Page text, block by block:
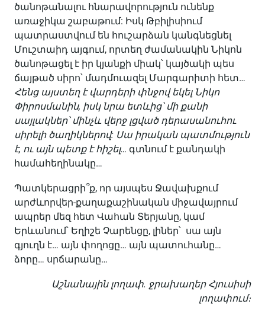
ծանոթանալու հնարավորություն ունենք
առաջիկա շաբաթում: Իսկ Թբիլիսիում
պատրաստվում են հուշարձան կանգնեցնել
Մուշտաիդ այգում, որտեղ ժամանակին Նիկոն
ծանոթացել է իր կյանքի միակ՝ կայծակի պես
ճայթած սիրո՝ մադմուազել Մարգարիտի հետ…
Հենց այստեղ է վարդերի փնջով եկել Նիկո
Փիրոսմանին, իսկ նրա ետևից՝ մի քանի
սայլակներ՝ մինչև վերջ լցված դերասանուհու
սիրելի ծաղիկներով: Սա իրական պատմություն
է, ու այն պետք է հիշել… գտնում է քանդակի
համահեղինակը…
Պատկերացրի՞ք, որ այսպես Ջավախքում
արժևորվեր-քաղաքաշինական միջավայրում
ապրեր մեզ հետ Վահան Տերյանը, կամ
Երևանում՝ Եղիշե Չարենցը, լիներ՝ սա այն
գյուղն է… այն փողոցը… այն պատուհանը…
ձորը… սրճարանը…
Աշնանային լողափ. ջրախաղեր Հյուսիսի
լողափում։